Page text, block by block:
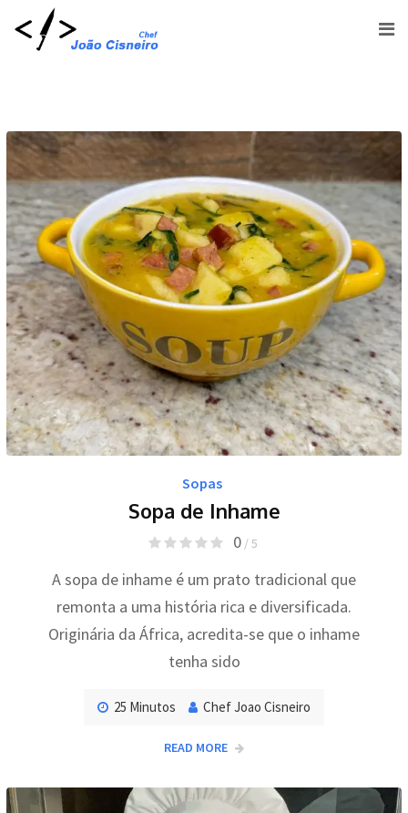
Sopas
Sopa de Inhame
0/ 5
A sopa de inhame é um prato tradicional que
remonta a uma história rica e diversificada.
Originária da África, acredita-se que o inhame
tenha sido
25 Minutos Chef Joao Cisneiro
READ MORE